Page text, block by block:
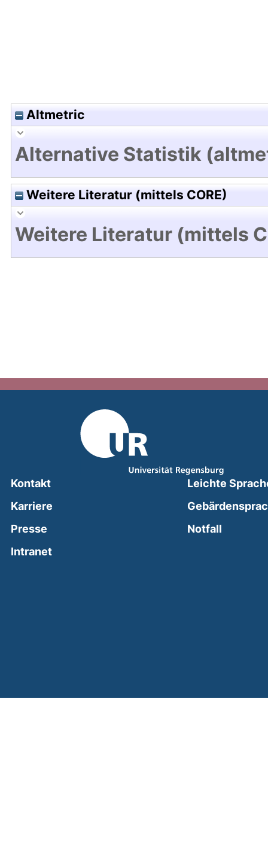
Altmetric
Alternative Statistik
Weitere Literatur (mittels CORE)
Weitere Literatur (mittels
Kontakt
Karriere
Presse
Intranet(external link, opens in a new window)
Leichte
Notfall